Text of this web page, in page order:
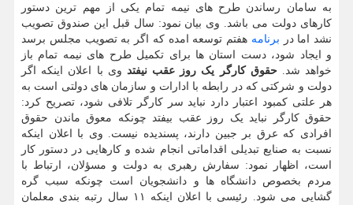
به سامان رساندن طرح های نیمه تمام یکی از مهم ترین دستور
کارهای دولت می باشد. وی بیان نمود: سال قبل این صندوق تصویب
نشد اما در برنامه هفتم توسعه امده که اگر به تصویب مجلس برسد
و ایجاد شود، دست استان ها برای تکمیل طرح های نیمه تمام باز
خواهد شد.حقوق کارگر یک روز عقب نیفتد وی با اعلان اینکه اگر
دولت و شرکتی که در رابطه با ادارات و سازمان های دولتی است به
هر علتی کمبود اعتبار دارد نباید سر کارگر تلافی شود، تصریح کرد:
حقوق کارگر نباید یک روز عقب بیفتد چونکه معوق ماندن حقوق
افرادی که عرق بر جبین دارند، پسندیده نیست. وی با اعلان اینکه
نسبت به صنایع تبدیلی اقداماتی انجام شده و کارهایی در دستور کار
است، اظهار نمود: سفارش رهبری به دولت و مسؤلان، ارتباط با
مردم بخصوص دانشگاه ها و دانشجویان است چونکه سبب گره
گشایی می شود. رئیسی با اعلان اینکه ۱۱ سال رتبه بندی معلمان